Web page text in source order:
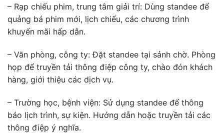
– Rạp chiếu phim, trung tâm giải trí: Dùng standee để
quảng bá phim mới, lịch chiếu, các chương trình
khuyến mãi hấp dẫn.
– Văn phòng, công ty: Đặt standee tại sảnh chờ. Phòng
họp để truyền tải thông điệp công ty, chào đón khách
hàng, giới thiệu các dịch vụ.
– Trường học, bệnh viện: Sử dụng standee để thông
báo lịch trình, sự kiện. Hướng dẫn hoặc truyền tải các
thông điệp ý nghĩa.